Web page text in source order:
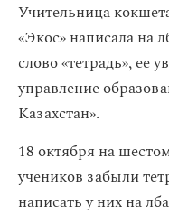
Учительница
«Экос» написала на
слово «тетрадь», ее
управление
Казахстан».
18 октября на
учеников забыли
написать у них на